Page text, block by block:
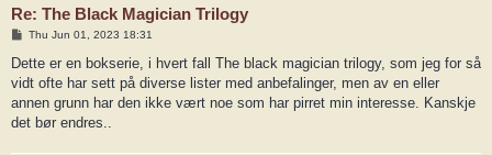
Re: The Black Magician Trilogy
P
s
Thu Jun 01, 2023 18:31
Dette er en bokserie, i hvert fall The black magician trilogy, som jeg for så
vidt ofte har sett på diverse lister med anbefalinger, men av en eller
annen grunn har den ikke vært noe som har pirret min interesse. Kanskje
det bør endres..